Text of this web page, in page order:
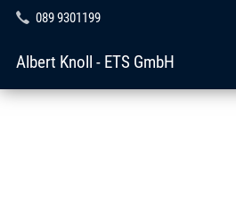
089 9301199
Albert Knoll - ETS GmbH